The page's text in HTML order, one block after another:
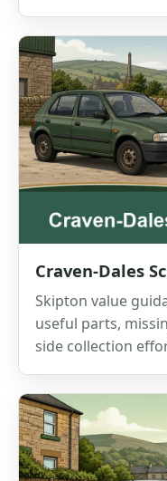
Craven-Dales
Skipton value
useful parts,
side collection